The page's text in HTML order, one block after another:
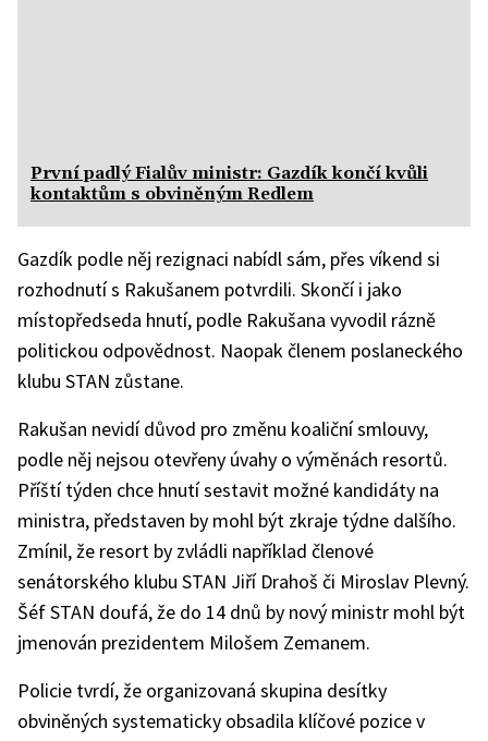
První padlý Fialův ministr: Gazdík končí kvůli
kontaktům s obviněným Redlem
Gazdík podle něj rezignaci nabídl sám, přes víkend si
rozhodnutí s Rakušanem potvrdili. Skončí i jako
místopředseda hnutí, podle Rakušana vyvodil rázně
politickou odpovědnost. Naopak členem poslaneckého
klubu STAN zůstane.
Rakušan nevidí důvod pro změnu koaliční smlouvy,
podle něj nejsou otevřeny úvahy o výměnách resortů.
Příští týden chce hnutí sestavit možné kandidáty na
ministra, představen by mohl být zkraje týdne dalšího.
Zmínil, že resort by zvládli například členové
senátorského klubu STAN Jiří Drahoš či Miroslav Plevný.
Šéf STAN doufá, že do 14 dnů by nový ministr mohl být
jmenován prezidentem Milošem Zemanem.
Policie tvrdí, že organizovaná skupina desítky
obviněných systematicky obsadila klíčové pozice v